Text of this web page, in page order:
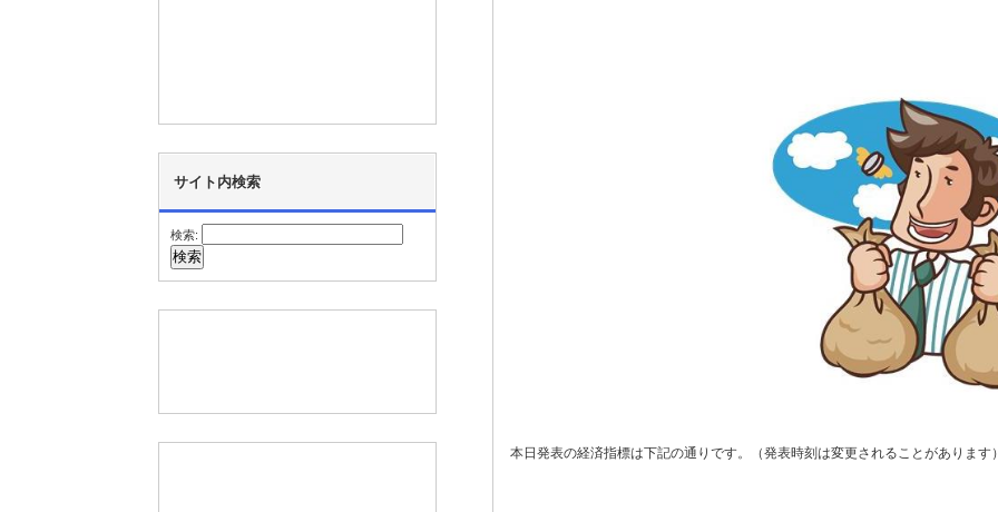
本日発表の経済指標は下記の通りです。（発表時刻は変更されることがあります
サイト内検索
検索: